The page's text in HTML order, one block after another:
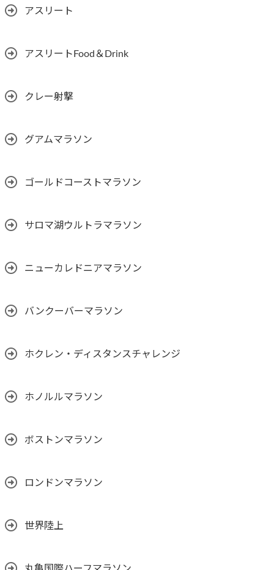
アスリート
アスリートFood＆Drink
クレー射撃
グアムマラソン
ゴールドコーストマラソン
サロマ湖ウルトラマラソン
ニューカレドニアマラソン
バンクーバーマラソン
ホクレン・ディスタンスチャレンジ
ホノルルマラソン
ボストンマラソン
ロンドンマラソン
世界陸上